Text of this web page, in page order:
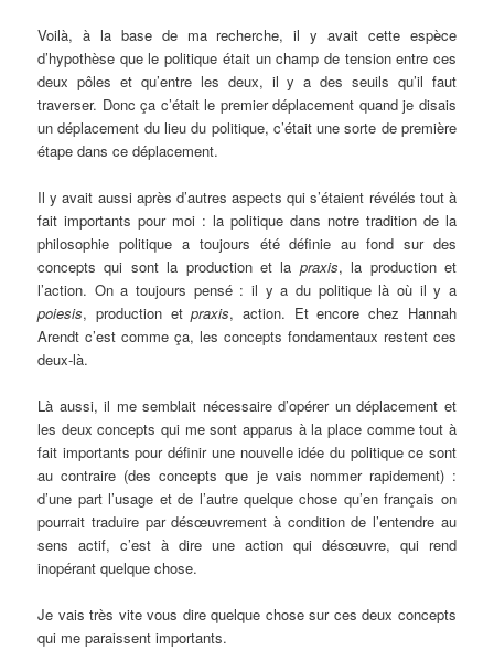
Voilà, à la base de ma recherche, il y avait cette espèce
d’hypothèse que le politique était un champ de tension entre ces
deux pôles et qu’entre les deux, il y a des seuils qu’il faut
traverser. Donc ça c’était le premier déplacement quand je disais
un déplacement du lieu du politique, c’était une sorte de première
étape dans ce déplacement.
Il y avait aussi après d’autres aspects qui s’étaient révélés tout à
fait importants pour moi : la politique dans notre tradition de la
philosophie politique a toujours été définie au fond sur des
concepts qui sont la production et la praxis, la production et
l’action. On a toujours pensé : il y a du politique là où il y a
poiesis, production etpraxis, action. Et encore chez Hannah
Arendt c’est comme ça, les concepts fondamentaux restent ces
deux-là.
Là aussi, il me semblait nécessaire d’opérer un déplacement et
les deux concepts qui me sont apparus à la place comme tout à
fait importants pour définir une nouvelle idée du politique ce sont
au contraire (des concepts que je vais nommer rapidement) :
d’une part l’usage et de l’autre quelque chose qu’en français on
pourrait traduire par désœuvrement à condition de l’entendre au
sens actif, c’est à dire une action qui désœuvre, qui rend
inopérant quelque chose.
Je vais très vite vous dire quelque chose sur ces deux concepts
qui me paraissent importants.